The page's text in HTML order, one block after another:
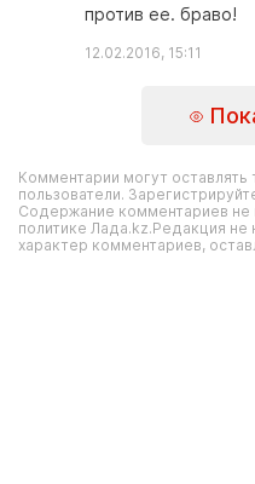
против ее. браво!
12.02.2016, 15:11
Комментарии могут
пользователи.
Содержание комментариев
политике Лада.kz.Редакция не
характер комментариев,